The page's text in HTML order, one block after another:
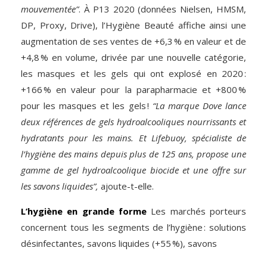
mouvementée”. À P13 2020 (données Nielsen, HMSM,
DP, Proxy, Drive), l’Hygiène Beauté affiche ainsi une
augmentation de ses ventes de +6,3 % en valeur et de
+4,8 % en volume, drivée par une nouvelle catégorie,
les masques et les gels qui ont explosé en 2020 :
+166 % en valeur pour la parapharmacie et +800 %
pour les masques et les gels ! “La marque Dove lance
deux références de gels hydroalcooliques nourrissants et
hydratants pour les mains. Et Lifebuoy, spécialiste de
l’hygiène des mains depuis plus de 125 ans, propose une
gamme de gel hydroalcoolique biocide et une offre sur
les savons liquides”, ajoute-t-elle.
L’hygiène en grande forme Les marchés porteurs
concernent tous les segments de l’hygiène : solutions
désinfectantes, savons liquides (+55 %), savons